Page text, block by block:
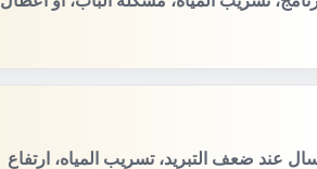
عند ضعف التبريد، تسريب المياه، ارتفاع